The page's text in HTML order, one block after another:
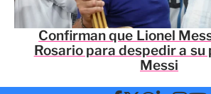
Confirman que Lionel
Rosario para despedir a su
Messi